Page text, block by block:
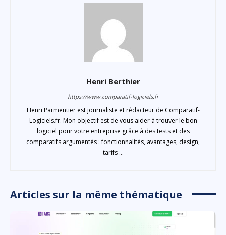
Henri Berthier
https://www.comparatif-logiciels.fr
Henri Parmentier est journaliste et rédacteur de Comparatif-
Logiciels.fr. Mon objectif est de vous aider à trouver le bon
logiciel pour votre entreprise grâce à des tests et des
comparatifs argumentés : fonctionnalités, avantages, design,
tarifs ...
Articles sur la même thématique